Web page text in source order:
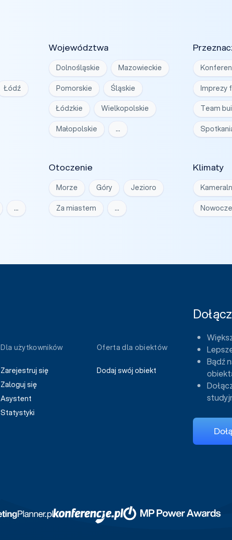
Łódź
Województwa
Dolnośląskie Mazowieckie
Pomorskie Śląskie
Łódzkie Wielkopolskie
Małopolskie …
…
Otoczenie
Morze Góry Jezioro
Za miastem …
Klimaty
Imprezy
Team
Dla użytkowników
Zarejestruj się
Zaloguj się
Asystent
Statystyki
Oferta dla obiektów
Dodaj swój obiekt
Bądź